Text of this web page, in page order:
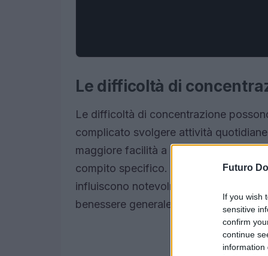
Futuro
If you wish
sensitive
confirm
continue
information
Le difficoltà di
Le difficoltà di concentrazione
complicato svolgere attività
maggiore facilità a distrarti, oppure
compito specifico. Questi problemi
influiscono notevolmente sulla tua
benessere generale.